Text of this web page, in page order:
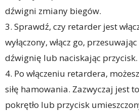
dźwigni zmiany biegów.
3. Sprawdź, czy retarder jest
wyłączony, włącz go,
dźwignię lub naciskając przycisk.
4. Po włączeniu retardera,
siłę hamowania. Zazwyczaj jest
pokrętło lub przycisk